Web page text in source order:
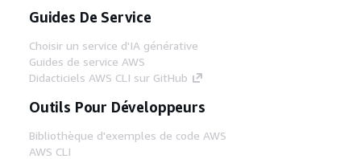
Guides De Service
Choisir un service d'IA générative
Guides de service AWS
Didacticiels AWS CLI sur GitHub
Outils Pour Développeurs
Bibliothèque d'exemples de code AWS
AWS CLI